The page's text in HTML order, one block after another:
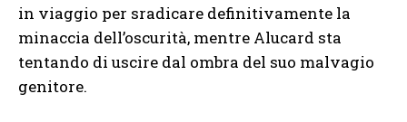
in viaggio per sradicare definitivamente la
minaccia dell’oscurità, mentre Alucard sta
tentando di uscire dal ombra del suo malvagio
genitore.